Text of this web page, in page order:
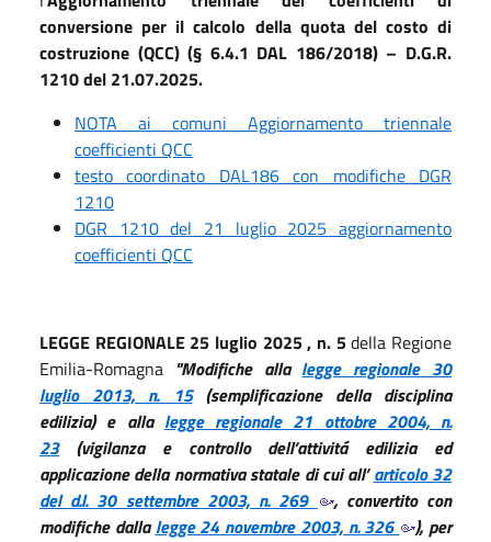
conversione per il calcolo della quota del costo di
costruzione (QCC) (§ 6.4.1 DAL 186/2018) – D.G.R.
1210 del 21.07.2025.
NOTA ai comuni Aggiornamento triennale
coefficienti QCC
testo coordinato DAL186 con modifiche DGR
1210
DGR 1210 del 21 luglio 2025 aggiornamento
coefficienti QCC
LEGGE REGIONALE 25 luglio 2025 , n. 5della Regione
Emilia-Romagna "Modifiche alla legge regionale 30
luglio 2013, n. 15(semplificazione della disciplina
edilizia) e alla legge regionale 21 ottobre 2004, n.
23(vigilanza e controllo dell’attivitá edilizia ed
applicazione della normativa statale di cui all’articolo 32
del d.l. 30 settembre 2003, n. 269
, convertito con
modifiche dallalegge 24 novembre 2003, n. 326
), per